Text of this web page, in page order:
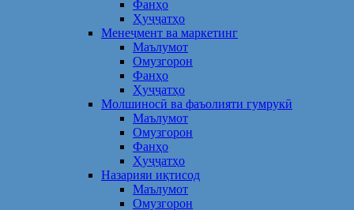
Фанҳо
Ҳуҷҷатҳо
Менеҷмент ва маркетинг
Маълумот
Омузгорон
Фанҳо
Ҳуҷҷатҳо
Молшиносӣ ва фаъолияти гумрукӣ
Маълумот
Омузгорон
Фанҳо
Ҳуҷҷатҳо
Назарияи иқтисод
Маълумот
Омузгорон